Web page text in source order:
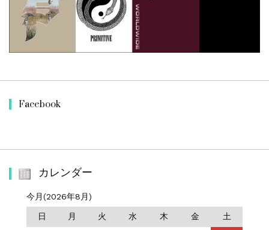
Facebook
カレンダー
今月(2026年8月)
日 月 火 水 木 金 土